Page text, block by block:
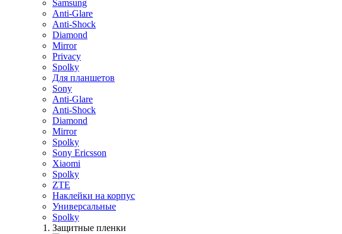
Samsung
Anti-Glare
Anti-Shock
Diamond
Mirror
Privacy
Spolky
Для планшетов
Sony
Anti-Glare
Anti-Shock
Diamond
Mirror
Spolky
Sony Ericsson
Xiaomi
Spolky
ZTE
Наклейки на корпус
Универсальные
Spolky
Защитные пленки